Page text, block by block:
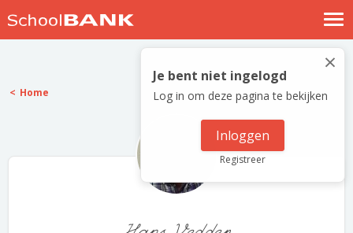
Nostalgische verhalen
Log in
Meld je gratis aan
×
Je bent niet ingelogd
Log in om deze pagina te bekijken
Inloggen
Registreer
Home